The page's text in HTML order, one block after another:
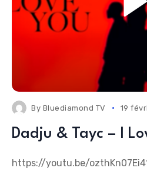
By Bluediamond TV 19
Dadju & Tayc – I
https://youtu.be/